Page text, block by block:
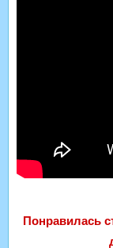
Понравилась